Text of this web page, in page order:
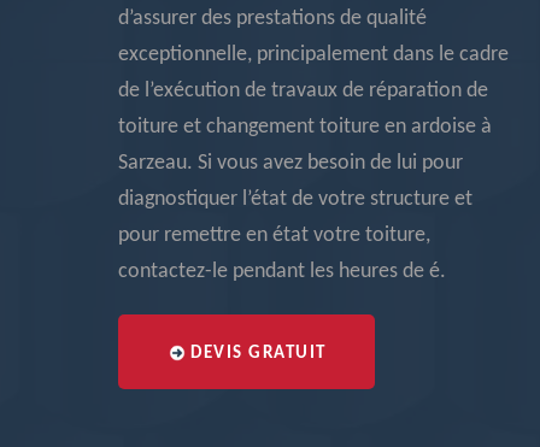
d’assurer des prestations de qualité
exceptionnelle, principalement dans le cadre
de l’exécution de travaux de réparation de
toiture et changement toiture en ardoise à
Sarzeau. Si vous avez besoin de lui pour
diagnostiquer l’état de votre structure et
pour remettre en état votre toiture,
contactez-le pendant les heures de é.
DEVIS GRATUIT